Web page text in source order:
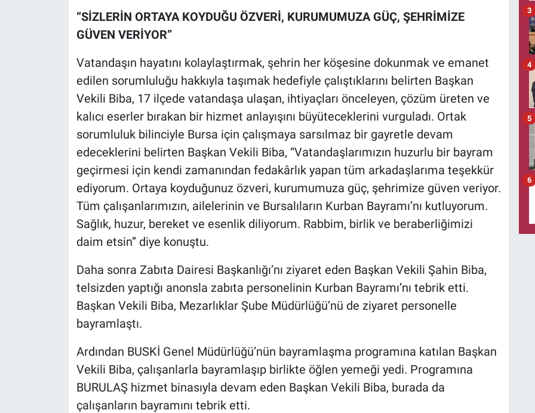
“SİZLERİN ORTAYA KOYDUĞU ÖZVERİ, KURUMUMUZA GÜÇ, ŞEHRİMİZE
GÜVEN VERİYOR”
Vatandaşın hayatını kolaylaştırmak, şehrin her köşesine dokunmak ve emanet
edilen sorumluluğu hakkıyla taşımak hedefiyle çalıştıklarını belirten Başkan
Vekili Biba, 17 ilçede vatandaşa ulaşan, ihtiyaçları önceleyen, çözüm üreten ve
kalıcı eserler bırakan bir hizmet anlayışını büyüteceklerini vurguladı. Ortak
sorumluluk bilinciyle Bursa için çalışmaya sarsılmaz bir gayretle devam
edeceklerini belirten Başkan Vekili Biba, “Vatandaşlarımızın huzurlu bir bayram
geçirmesi için kendi zamanından fedakârlık yapan tüm arkadaşlarıma teşekkür
ediyorum. Ortaya koyduğunuz özveri, kurumumuza güç, şehrimize güven veriyor.
Tüm çalışanlarımızın, ailelerinin ve Bursalıların Kurban Bayramı’nı kutluyorum.
Sağlık, huzur, bereket ve esenlik diliyorum. Rabbim, birlik ve beraberliğimizi
daim etsin” diye konuştu.
Daha sonra Zabıta Dairesi Başkanlığı’nı ziyaret eden Başkan Vekili Şahin Biba,
telsizden yaptığı anonsla zabıta personelinin Kurban Bayramı’nı tebrik etti.
Başkan Vekili Biba, Mezarlıklar Şube Müdürlüğü’nü de ziyaret personelle
bayramlaştı.
Ardından BUSKİ Genel Müdürlüğü’nün bayramlaşma programına katılan Başkan
Vekili Biba, çalışanlarla bayramlaşıp birlikte öğlen yemeği yedi. Programına
BURULAŞ hizmet binasıyla devam eden Başkan Vekili Biba, burada da
çalışanların bayramını tebrik etti.
3
4
5
6